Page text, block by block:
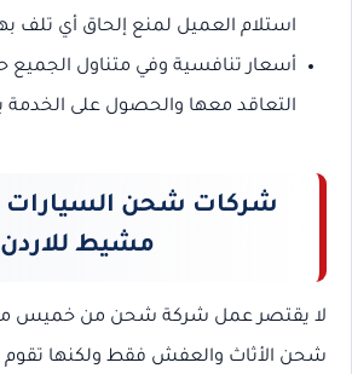
استلام العميل لمنع إلحاق أي تلف
أسعار تنافسية وفي متناول الجميع
التعاقد معها والحصول على
شركات شحن
مشيط للاردن
لا يقتصر عمل شركة شحن من خميس
شحن الأثاث والعفش فقط ولكنها